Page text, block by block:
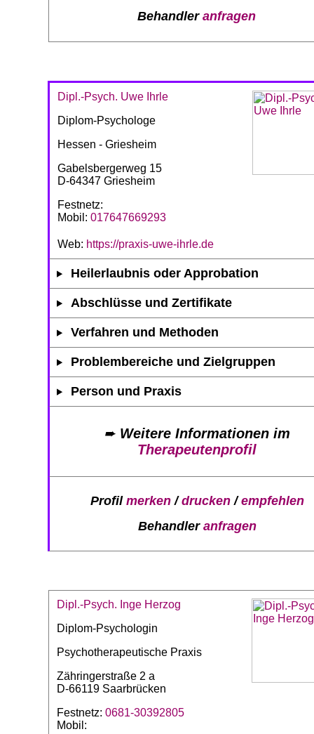
Behandler anfragen
Dipl.-Psych. Uwe Ihrle
Diplom-Psychologe
Hessen - Griesheim
Gabelsbergerweg 15
D-64347 Griesheim
Festnetz:
Mobil: 017647669293
Web: https://praxis-uwe-ihrle.de
Heilerlaubnis oder Approbation
Abschlüsse und Zertifikate
Verfahren und Methoden
Problembereiche und Zielgruppen
Person und Praxis
➨ Weitere Informationen im
Therapeutenprofil
Profil merken/drucken/empfehlen
Behandler anfragen
Dipl.-Psych. Inge Herzog
Diplom-Psychologin
Psychotherapeutische Praxis
Zähringerstraße 2 a
D-66119 Saarbrücken
Festnetz: 0681-30392805
Mobil: